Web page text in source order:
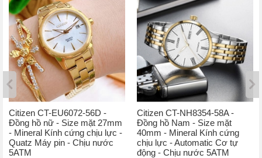
Citizen CT-EU6072-56D -
Đồng hồ nữ - Size mặt 27mm
- Mineral Kính cứng chịu lực -
Quatz Máy pin - Chịu nước
5ATM
Citizen CT-NH8354-58A -
Đồng hồ Nam - Size mặt
40mm - Mineral Kính cứng
chịu lực - Automatic Cơ tự
động - Chịu nước 5ATM